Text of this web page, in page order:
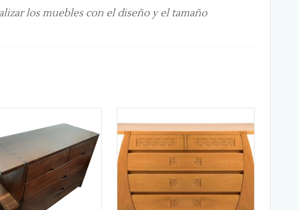
los muebles con el diseño y el tamaño